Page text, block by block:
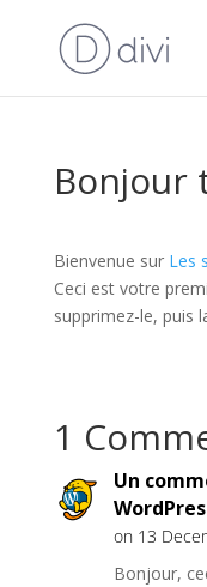
Bonjour
Bienvenue sur Les
Ceci est votre
supprimez-le, puis
1
Un
on 13
Bonjour,